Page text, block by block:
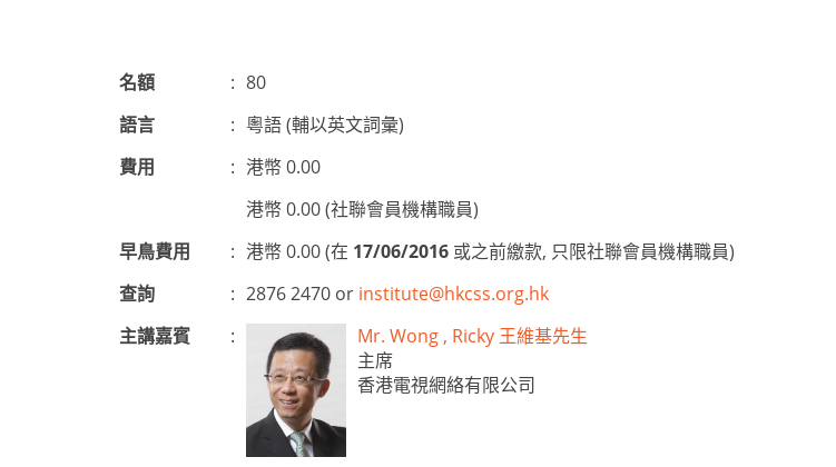
名額 : 80
語言
: 粵語 (輔以英文詞彙)
費用
: 港幣 0.00
港幣 0.00 (社聯會員機構職員)
早鳥費用
: 港幣 0.00 (在 17/06/2016 或之前繳款, 只限社聯會員機構職員)
查詢
: 2876 2470 or institute@hkcss.org.hk
主講嘉賓
:
Mr. Wong , Ricky 王維基先生
主席
香港電視網絡有限公司